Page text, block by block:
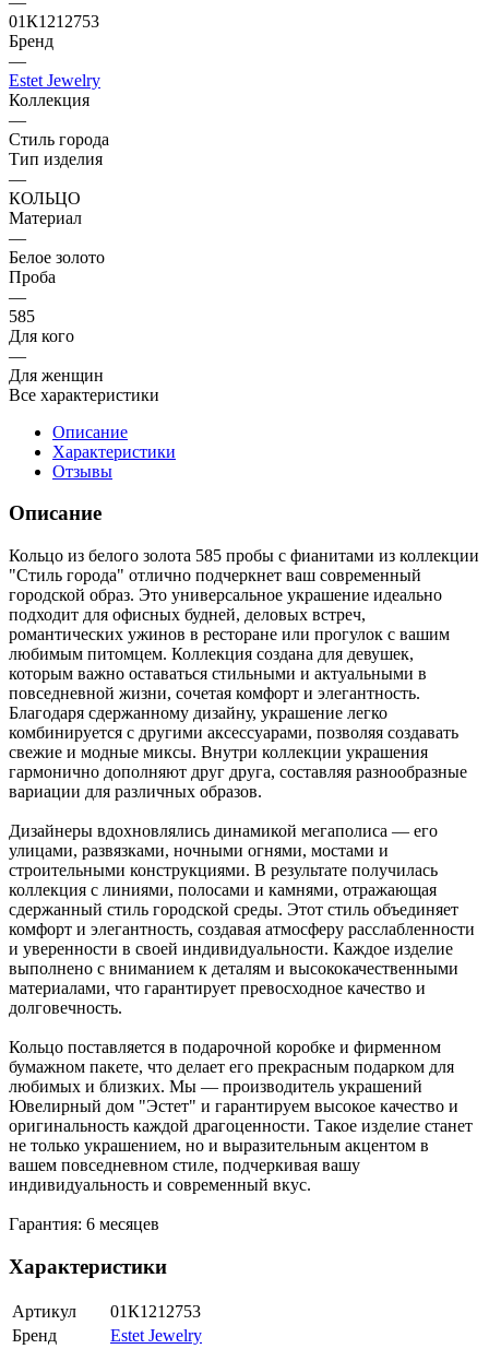
01К1212753
Бренд
—
Estet Jewelry
Коллекция
—
Стиль города
Тип изделия
—
КОЛЬЦО
Материал
—
Белое золото
Проба
—
585
Для кого
—
Для женщин
Все характеристики
Описание
Характеристики
Отзывы
Описание
Кольцо из белого золота 585 пробы с фианитами из коллекции
"Стиль города" отлично подчеркнет ваш современный
городской образ. Это универсальное украшение идеально
подходит для офисных будней, деловых встреч,
романтических ужинов в ресторане или прогулок с вашим
любимым питомцем. Коллекция создана для девушек,
которым важно оставаться стильными и актуальными в
повседневной жизни, сочетая комфорт и элегантность.
Благодаря сдержанному дизайну, украшение легко
комбинируется с другими аксессуарами, позволяя создавать
свежие и модные миксы. Внутри коллекции украшения
гармонично дополняют друг друга, составляя разнообразные
вариации для различных образов.
Дизайнеры вдохновлялись динамикой мегаполиса — его
улицами, развязками, ночными огнями, мостами и
строительными конструкциями. В результате получилась
коллекция с линиями, полосами и камнями, отражающая
сдержанный стиль городской среды. Этот стиль объединяет
комфорт и элегантность, создавая атмосферу расслабленности
и уверенности в своей индивидуальности. Каждое изделие
выполнено с вниманием к деталям и высококачественными
материалами, что гарантирует превосходное качество и
долговечность.
Кольцо поставляется в подарочной коробке и фирменном
бумажном пакете, что делает его прекрасным подарком для
любимых и близких. Мы — производитель украшений
Ювелирный дом "Эстет" и гарантируем высокое качество и
оригинальность каждой драгоценности. Такое изделие станет
не только украшением, но и выразительным акцентом в
вашем повседневном стиле, подчеркивая вашу
индивидуальность и современный вкус.
Гарантия: 6 месяцев
Характеристики
Артикул
01К1212753
Бренд
Estet Jewelry